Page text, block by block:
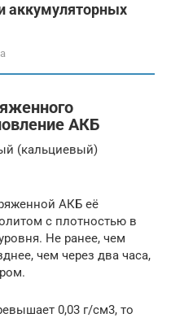
аккумуляторных
АКБ
(кальциевый)
АКБ её
с плотностью в
Не ранее, чем
чем через два часа,
0,03 г/см3, то